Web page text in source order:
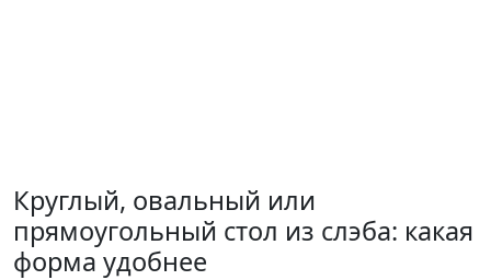
Круглый, овальный или
прямоугольный стол из слэба: какая
форма удобнее